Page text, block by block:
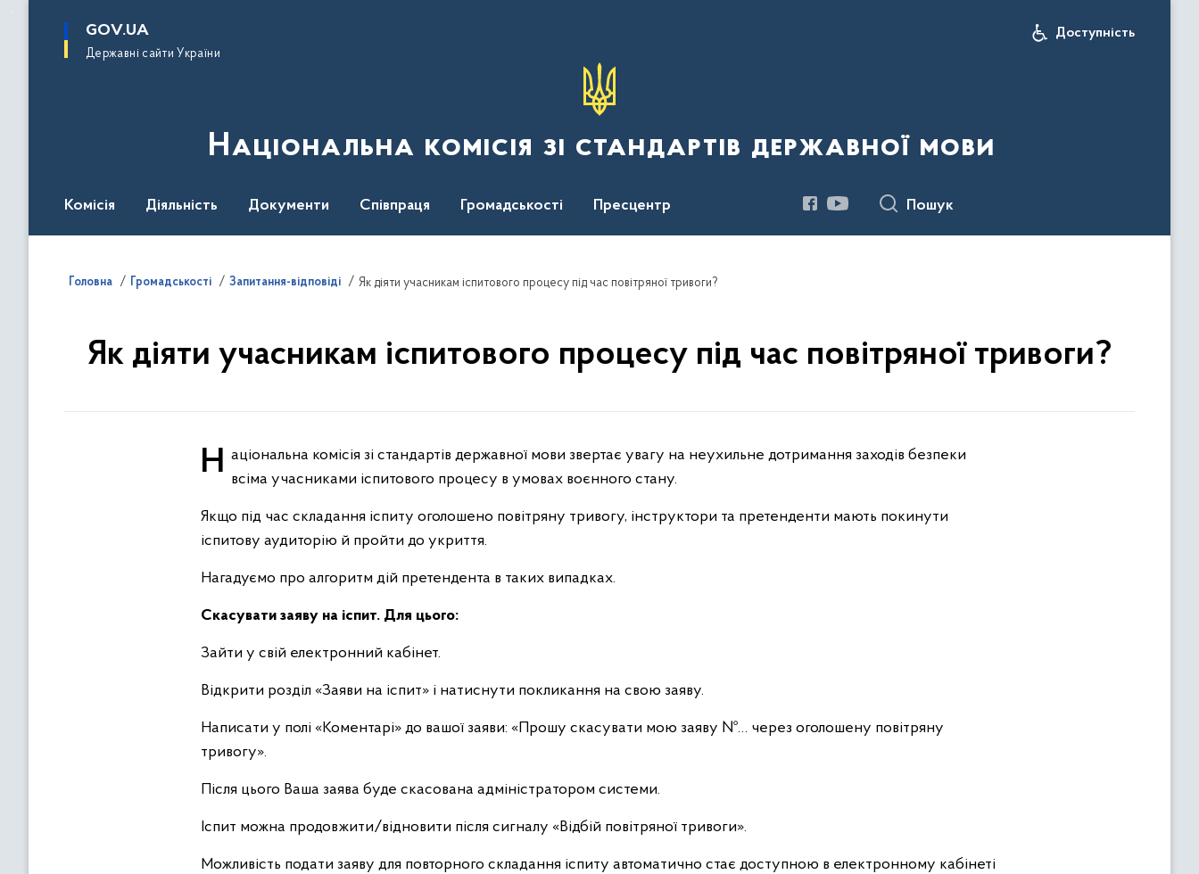
основного
GOV.UA
Державні сайти України
Доступність
Національна комісія зі стандартів державної мови
Комісія Діяльність Документи Співпраця Громадськості Пресцентр Пошук
Головна Громадськості Запитання-відповіді Як діяти учасникам іспитового процесу під час повітряної тривоги?
Як діяти учасникам іспитового процесу під час повітряної тривоги?
Національна комісія зі стандартів державної мови звертає увагу на неухильне дотримання заходів безпеки всіма учасниками іспитового процесу в умовах воєнного стану.
Якщо під час складання іспиту оголошено повітряну тривогу, інструктори та претенденти мають покинути
іспитову аудиторію й пройти до укриття.
Нагадуємо про алгоритм дій претендента в таких випадках.
Скасувати заяву на іспит. Для цього:
Зайти у свій електронний кабінет.
Відкрити розділ «Заяви на іспит» і натиснути покликання на свою заяву.
Написати у полі «Коментарі» до вашої заяви: «Прошу скасувати мою заяву №… через оголошену повітряну
тривогу».
Після цього Ваша заява буде скасована адміністратором системи.
Іспит можна продовжити/відновити після сигналу «Відбій повітряної тривоги».
Можливість подати заяву для повторного складання іспиту автоматично стає доступною в електронному кабінеті